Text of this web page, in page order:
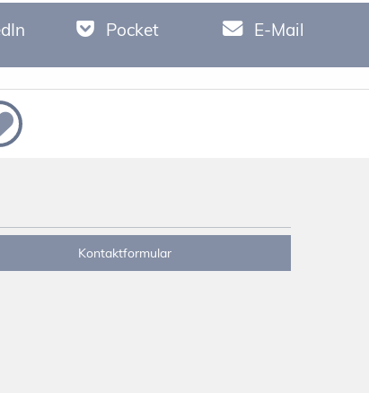
Pocket E-Mail
Kontaktformular